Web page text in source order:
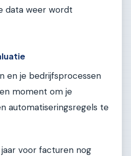
data weer wordt
en je bedrijfsprocessen
moment om je
automatiseringsregels te
voor facturen nog